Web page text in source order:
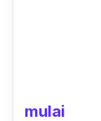
tertampung
Keunggulan
terbilang
mulai